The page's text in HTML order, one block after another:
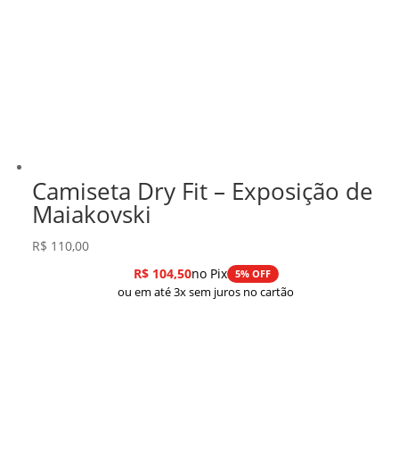
Camiseta Dry Fit – Exposição de
Maiakovski
R$ 110,00
R$104,50no Pix 5% OFF
ou em até 3x sem juros no cartão